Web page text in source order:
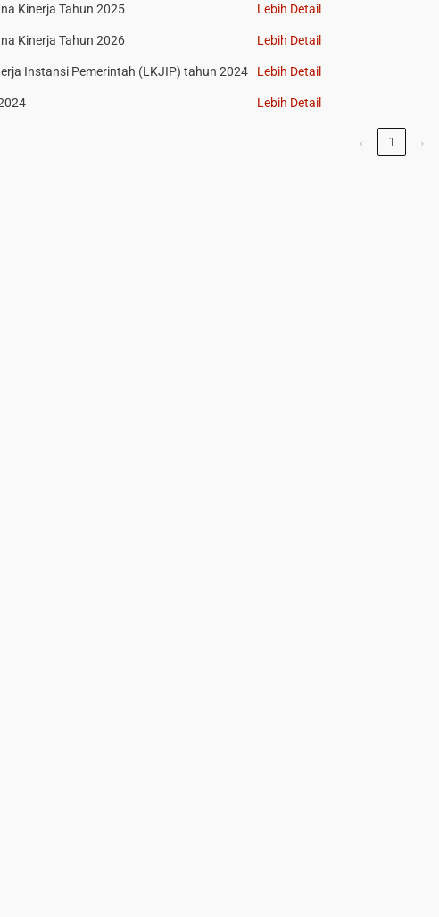
Kinerja Tahun 2025 Lebih Detail
Kinerja Tahun 2026 Lebih Detail
Instansi Pemerintah (LKJIP) tahun 2024 Lebih Detail
Lebih Detail
‹ 1 ›